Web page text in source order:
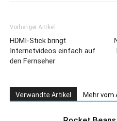
Vorheriger Artikel
HDMI-Stick bringt
Internetvideos einfach auf
den Fernseher
Verwandte Artikel Mehr vom